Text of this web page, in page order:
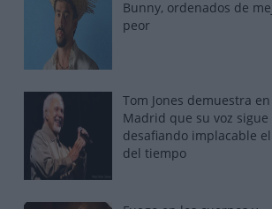
Bunny, ordenados de
peor
Tom Jones demuestra en
Madrid que su voz sigue
desafiando implacable
del tiempo